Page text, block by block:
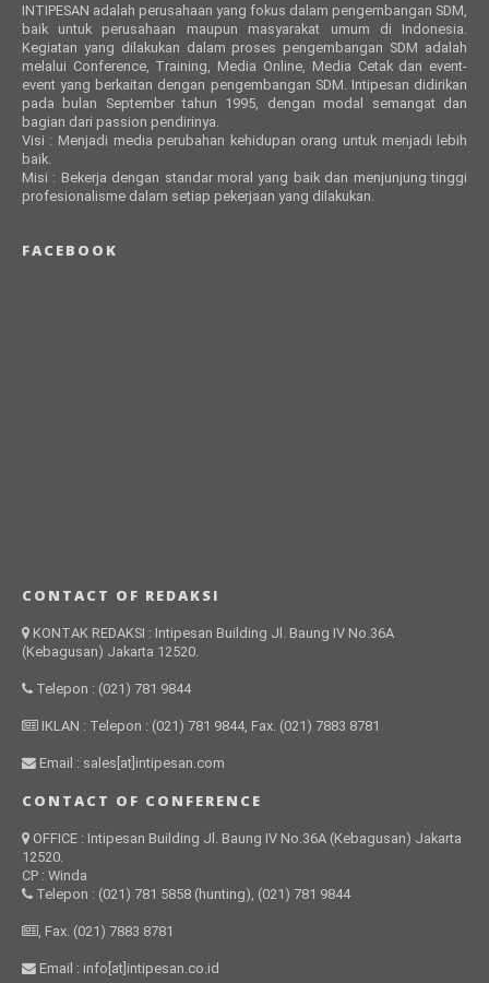
INTIPESAN adalah perusahaan yang fokus dalam pengembangan SDM,
baik untuk perusahaan maupun masyarakat umum di Indonesia.
Kegiatan yang dilakukan dalam proses pengembangan SDM adalah
melalui Conference, Training, Media Online, Media Cetak dan event-
event yang berkaitan dengan pengembangan SDM. Intipesan didirikan
pada bulan September tahun 1995, dengan modal semangat dan
bagian dari passion pendirinya.
Visi : Menjadi media perubahan kehidupan orang untuk menjadi lebih
baik.
Misi : Bekerja dengan standar moral yang baik dan menjunjung tinggi
profesionalisme dalam setiap pekerjaan yang dilakukan.
FACEBOOK
CONTACT OF REDAKSI
KONTAK REDAKSI : Intipesan Building Jl. Baung IV No.36A
(Kebagusan) Jakarta 12520.
Telepon : (021) 781 9844
IKLAN : Telepon : (021) 781 9844, Fax. (021) 7883 8781
Email : sales[at]intipesan.com
CONTACT OF CONFERENCE
OFFICE : Intipesan Building Jl. Baung IV No.36A (Kebagusan) Jakarta
12520.
CP : Winda
Telepon : (021) 781 5858 (hunting), (021) 781 9844
, Fax. (021) 7883 8781
Email : info[at]intipesan.co.id